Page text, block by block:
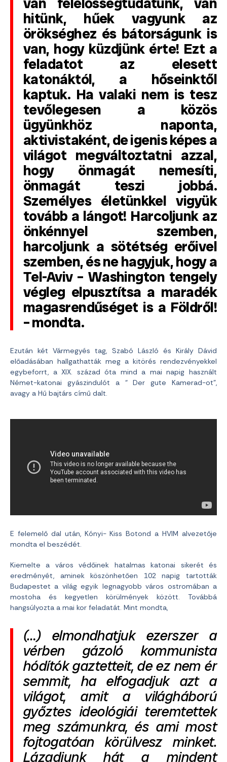
hitünk, hűek vagyunk az
örökséghez és bátorságunk is
van, hogy küzdjünk érte! Ezt a
feladatot az elesett
katonáktól, a hőseinktől
kaptuk. Ha valaki nem is tesz
tevőlegesen a közös
ügyünkhöz naponta,
aktivistaként, de igenis képes a
világot megváltoztatni azzal,
hogy önmagát nemesíti,
önmagát teszi jobbá.
Személyes életünkkel vigyük
tovább a lángot! Harcoljunk az
önkénnyel szemben,
harcoljunk a sötétség erőivel
szemben, és ne hagyjuk, hogy a
Tel-Aviv – Washington tengely
végleg elpusztítsa a maradék
magasrendűséget is a Földről!
– mondta.
Ezután két Vármegyés tag, Szabó László és Király Dávid
előadásában hallgathatták meg a kitörés rendezvényekkel
egybeforrt, a XIX. század óta mind a mai napig használt
Német-katonai gyászindulót a “ Der gute Kamerad-ot”,
avagy a Hű bajtárs című dalt.
E felemelő dal után, Kónyi- Kiss Botond a HVIM alvezetője
mondta el beszédét.
Kiemelte a város védőinek hatalmas katonai sikerét és
eredményét, aminek köszönhetően 102 napig tartották
Budapestet a világ egyik legnagyobb város ostromában a
mostoha és kegyetlen körülmények között. Továbbá
hangsúlyozta a mai kor feladatát. Mint mondta,
(…) elmondhatjuk ezerszer a
vérben gázoló kommunista
hódítók gaztetteit, de ez nem ér
semmit, ha elfogadjuk azt a
világot, amit a világháború
győztes ideológiái teremtettek
meg számunkra, és ami most
fojtogatóan körülvesz minket.
Lázadjunk hát a mindent